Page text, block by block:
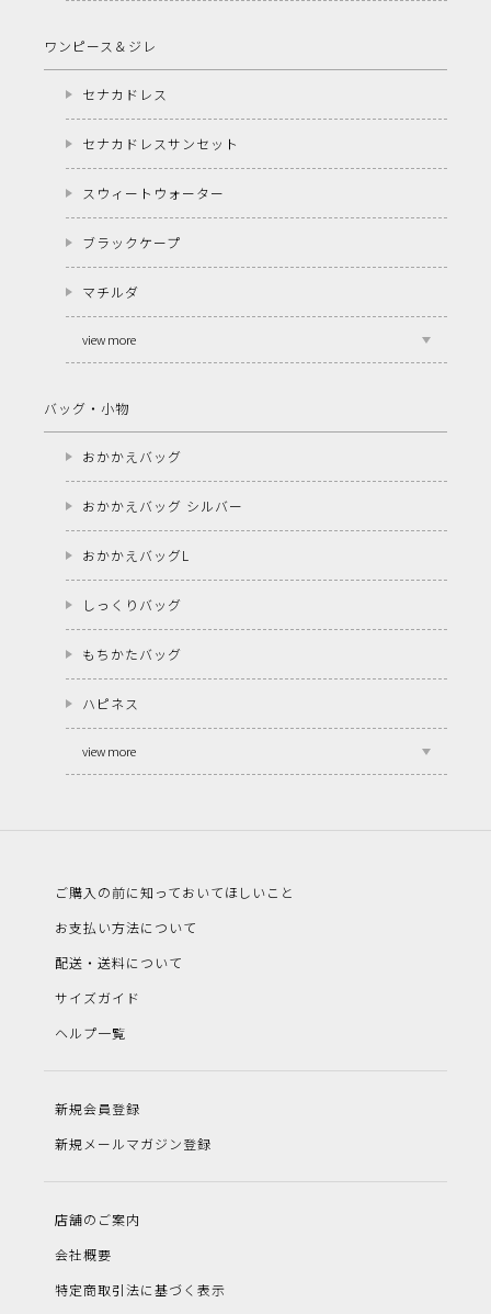
ワンピース＆ジレ
セナカドレス
セナカドレスサンセット
スウィートウォーター
ブラックケープ
マチルダ
view more
バッグ・小物
おかかえバッグ
おかかえバッグ シルバー
おかかえバッグL
しっくりバッグ
もちかたバッグ
ハピネス
view more
ご購入の前に知っておいてほしいこと
お支払い方法について
配送・送料について
サイズガイド
ヘルプ一覧
新規会員登録
新規メールマガジン登録
店舗のご案内
会社概要
特定商取引法に基づく表示